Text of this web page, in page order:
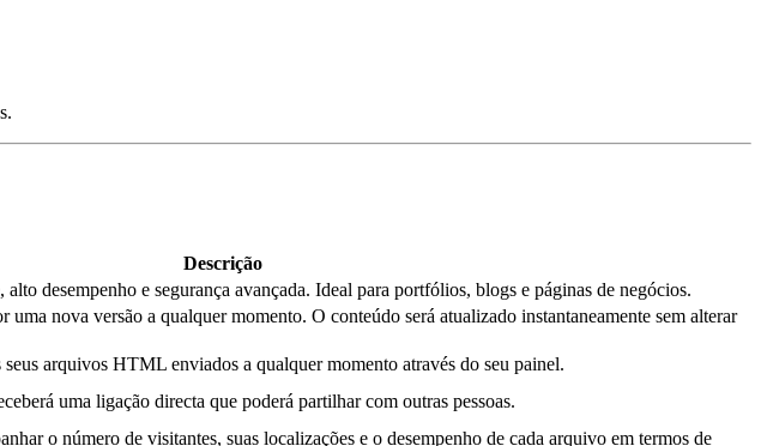
Descrição
desempenho e segurança avançada. Ideal para portfólios, blogs e páginas de negócios.
nova versão a qualquer momento. O conteúdo será atualizado instantaneamente sem alterar
arquivos HTML enviados a qualquer momento através do seu painel.
uma ligação directa que poderá partilhar com outras pessoas.
o número de visitantes, suas localizações e o desempenho de cada arquivo em termos de